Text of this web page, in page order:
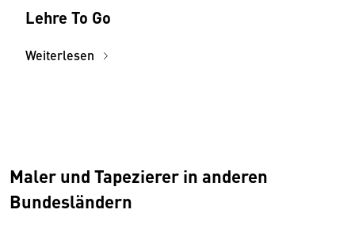
Lehre To Go
Weiterlesen
Maler und Tapezierer in anderen
Bundesländern